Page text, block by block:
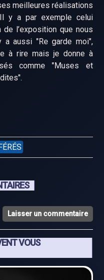
meilleures réalisations
y a par exemple celui
de l’exposition que nous
a aussi "Re garde moi",
à rire mais je donne à
comme "Muses et
Laisser un commentaire
VOUS